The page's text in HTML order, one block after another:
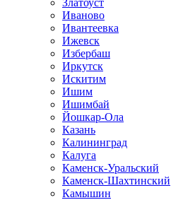
Златоуст
Иваново
Ивантеевка
Ижевск
Избербаш
Иркутск
Искитим
Ишим
Ишимбай
Йошкар-Ола
Казань
Калининград
Калуга
Каменск-Уральский
Каменск-Шахтинский
Камышин